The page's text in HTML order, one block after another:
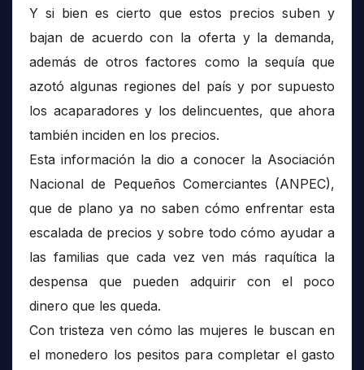
Y si bien es cierto que estos precios suben y
bajan de acuerdo con la oferta y la demanda,
además de otros factores como la sequía que
azotó algunas regiones del país y por supuesto
los acaparadores y los delincuentes, que ahora
también inciden en los precios.
Esta información la dio a conocer la Asociación
Nacional de Pequeños Comerciantes (ANPEC),
que de plano ya no saben cómo enfrentar esta
escalada de precios y sobre todo cómo ayudar a
las familias que cada vez ven más raquítica la
despensa que pueden adquirir con el poco
dinero que les queda.
Con tristeza ven cómo las mujeres le buscan en
el monedero los pesitos para completar el gasto